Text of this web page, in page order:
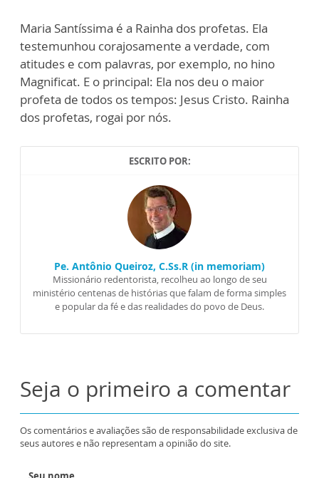
Maria Santíssima é a Rainha dos profetas. Ela
testemunhou corajosamente a verdade, com
atitudes e com palavras, por exemplo, no hino
Magnificat. E o principal: Ela nos deu o maior
profeta de todos os tempos: Jesus Cristo. Rainha
dos profetas, rogai por nós.
ESCRITO POR:
Pe. Antônio Queiroz, C.Ss.R (in memoriam)
Missionário redentorista, recolheu ao longo de seu
ministério centenas de histórias que falam de forma simples
e popular da fé e das realidades do povo de Deus.
Seja o primeiro a comentar
Os comentários e avaliações são de responsabilidade exclusiva de
seus autores e não representam a opinião do site.